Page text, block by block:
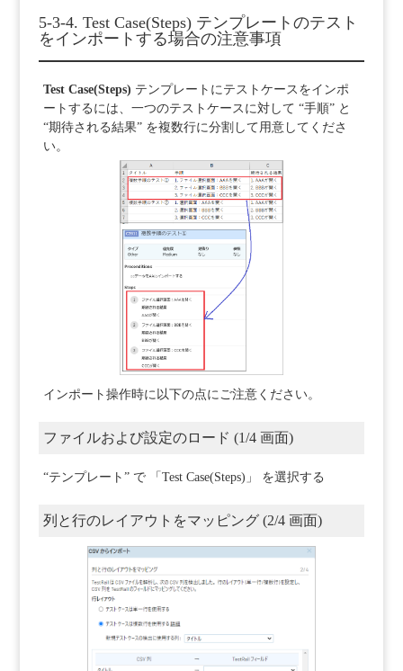
5-3-4. Test Case(Steps) テンプレートのテスト
をインポートする場合の注意事項
Test Case(Steps) テンプレートにテストケースをインポ
ートするには、一つのテストケースに対して “手順” と
“期待される結果” を複数行に分割して用意してくださ
い。
インポート操作時に以下の点にご注意ください。
ファイルおよび設定のロード (1/4 画面)
“テンプレート” で 「Test Case(Steps)」 を選択する
列と行のレイアウトをマッピング (2/4 画面)